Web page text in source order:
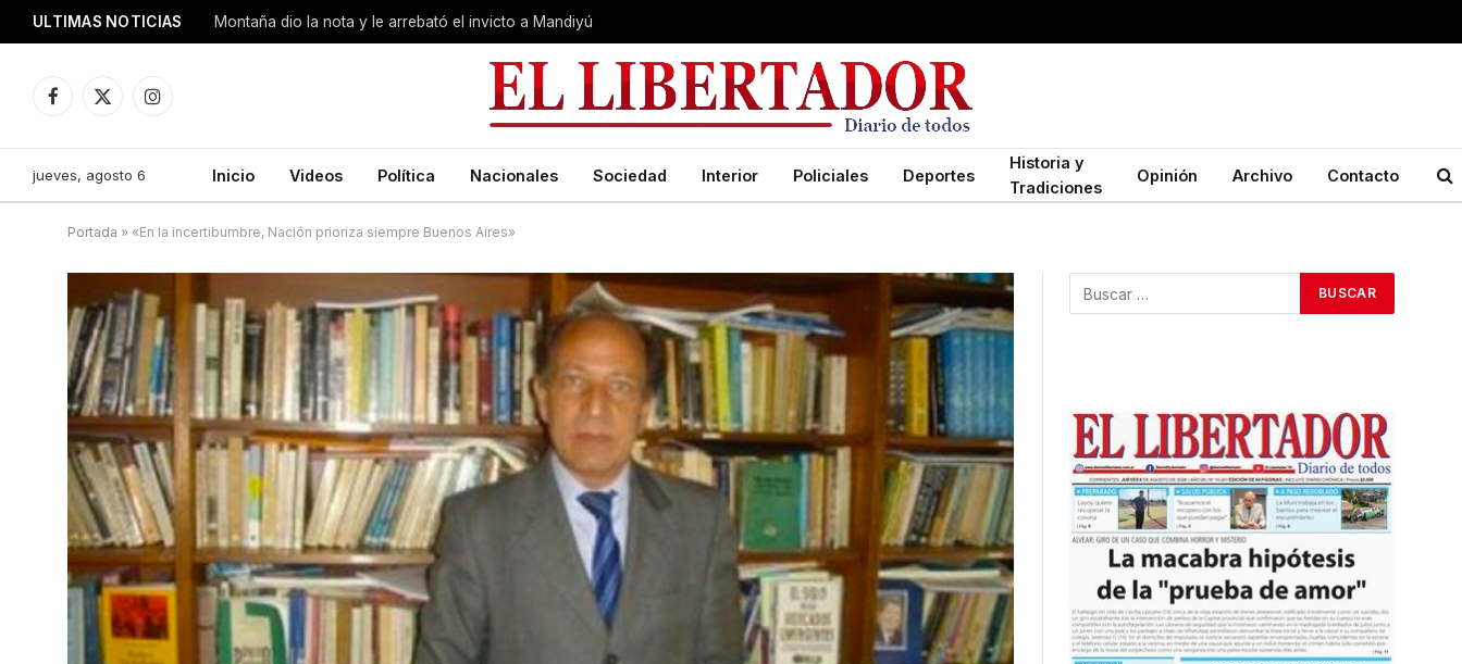
ULTIMAS NOTICIAS Montaña dio la nota y le arrebató el invicto a Mandiyú
Facebook
X
Instagram
jueves, agosto 6 Inicio Videos Política Nacionales Sociedad Interior Policiales Deportes
Historia y
Tradiciones
Opinión Archivo Contacto
Portada » «En la incertibumbre, Nación prioriza siempre Buenos Aires»